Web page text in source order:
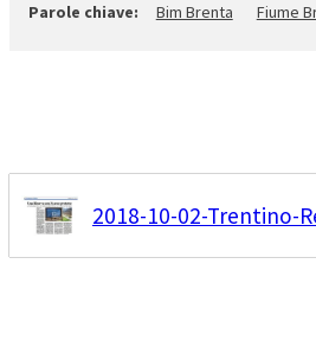
Bim Brenta
Fiume
2018-10-02-Trentino-